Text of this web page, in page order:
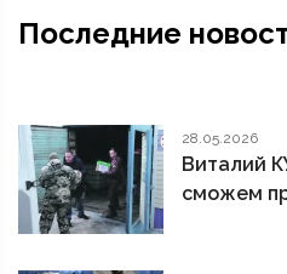
Последние
28.05.2026
Виталий
сможем